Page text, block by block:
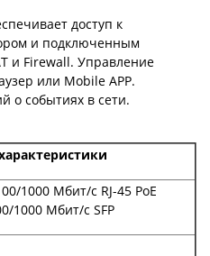
доступ к
и подключенным
и Firewall. Управление
или Mobile APP.
о событиях в сети.
1000 Мбит/с RJ-45 PoE
1000 Мбит/с SFP